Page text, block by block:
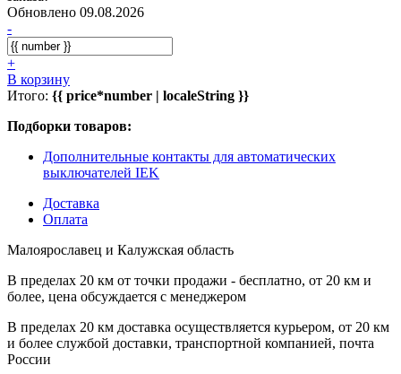
Обновлено 09.08.2026
-
+
В корзину
Итого: {{ price*number | localeString }}
Подборки товаров:
Дополнительные контакты для автоматических
выключателей IEK
Доставка
Оплата
Малоярославец и Калужская область
В пределах 20 км от точки продажи - бесплатно, от 20 км и
более, цена обсуждается с менеджером
В пределах 20 км доставка осуществляется курьером, от 20 км
и более службой доставки, транспортной компанией, почта
России